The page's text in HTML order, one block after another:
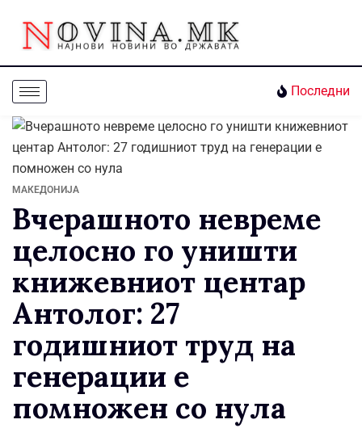
Последни
МАКЕДОНИЈА
Вчерашното невреме
целосно го уништи
книжевниот центар
Антолог: 27
годишниот труд на
генерации е
помножен со нула